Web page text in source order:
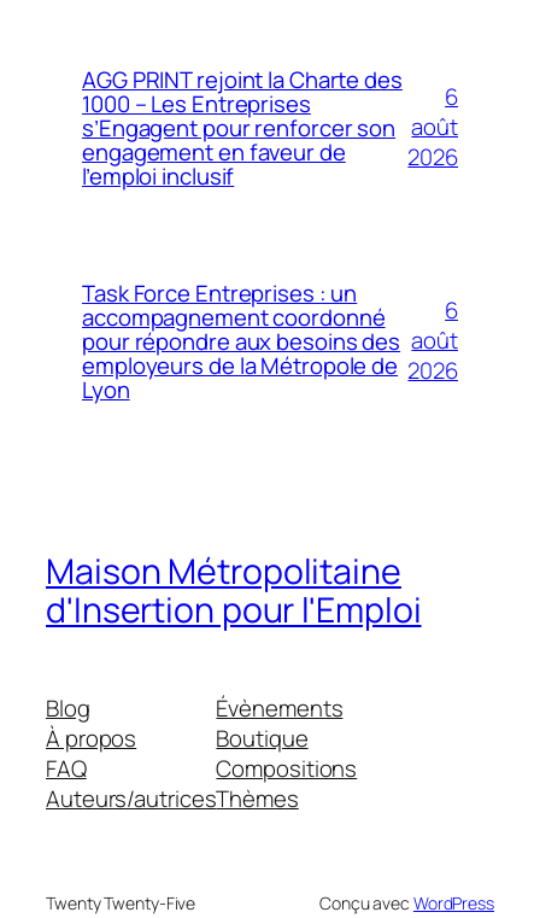
AGG PRINT rejoint la Charte des
1000 – Les Entreprises
s’Engagent pour renforcer son
engagement en faveur de
l’emploi inclusif
6
août
2026
Task Force Entreprises : un
accompagnement coordonné
pour répondre aux besoins des
employeurs de la Métropole de
Lyon
6
août
2026
Maison Métropolitaine
d'Insertion pour l'Emploi
Blog
À propos
FAQ
Auteurs/autrices
Évènements
Boutique
Compositions
Thèmes
Twenty Twenty-Five Conçu avec WordPress